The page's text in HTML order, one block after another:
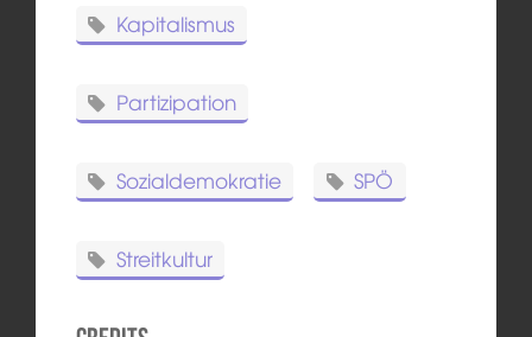
Kapitalismus
Partizipation
Sozialdemokratie SPÖ
Streitkultur